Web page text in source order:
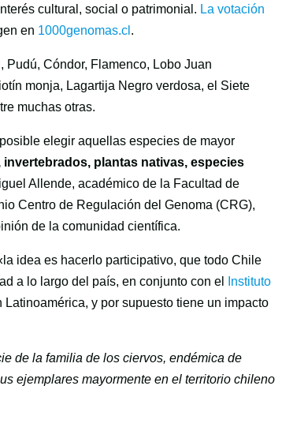
cultural, social o patrimonial. La votación
en 1000genomas.cl .
Pudú, Cóndor, Flamenco, Lobo Juan
monja, Lagartija Negro verdosa, el Siete
muchas otras.
elegir aquellas especies de mayor
plantas nativas, especies
Allende, académico de la Facultad de
Centro de Regulación del Genoma (CRG),
de la comunidad científica.
idea es hacerlo participativo, que todo Chile
a lo largo del país, en conjunto con el
Instituto
y por supuesto tiene un impacto
de la familia de los ciervos, endémica de
ejemplares mayormente en el territorio chileno